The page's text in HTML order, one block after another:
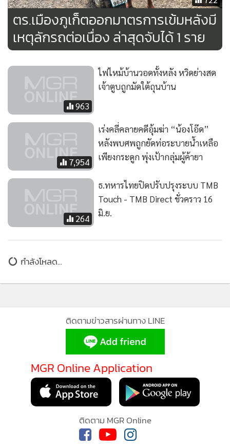
ตร.เมืองภูเก็ตออกมาตรการเข้มหลังมี
เหตุลักรถต่อเนื่อง ล่าสุดจับได้ 1 ราย
ไฟไหม้บ้านวอดทั้งหลัง หวิดย่างสด
เจ้าตูบถูกมัดใต้ถุนบ้าน
เร่งคลี่คลายคดีอุ้มฆ่า “น้องโอ๊ด”
หลังพบศพถูกยัดท่อระบายน้ำเหลือ
เพียงกระดูก พุ่งเป้ากลุ่มผู้ค้ายา
Touch - TMB Direct ชั่วคราว 16
มิ.ย.
ติดตามข่าวสารผ่านทาง LINE
MGR Online Application
ติดตาม MGR Online